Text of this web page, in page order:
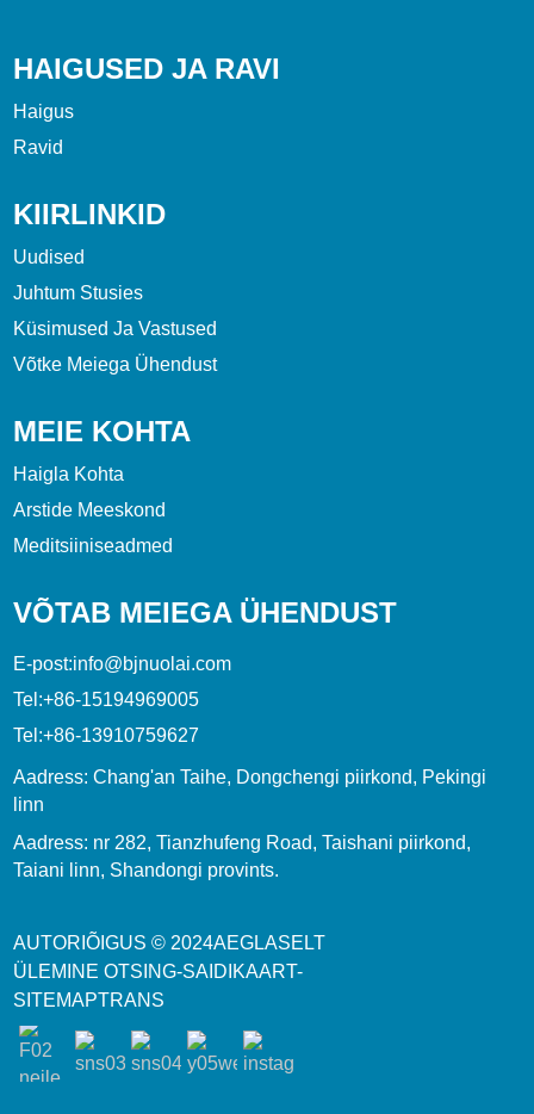
HAIGUSED JA RAVI
Haigus
Ravid
KIIRLINKID
Uudised
Juhtum Stusies
Küsimused Ja Vastused
Võtke Meiega Ühendust
MEIE KOHTA
Haigla Kohta
Arstide Meeskond
Meditsiiniseadmed
VÕTAB MEIEGA ÜHENDUST
E-post:info@bjnuolai.com
Tel:+86-15194969005
Tel:+86-13910759627
Aadress: Chang'an Taihe, Dongchengi piirkond, Pekingi
linn
Aadress: nr 282, Tianzhufeng Road, Taishani piirkond,
Taiani linn, Shandongi provints.
AUTORIÕIGUS © 2024AEGLASELT
ÜLEMINE OTSING-SAIDIKAART-
SITEMAPTRANS